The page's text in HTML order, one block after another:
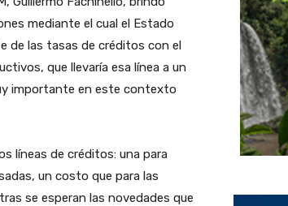
mediante el cual el Estado
de las tasas de créditos con el
que llevaría esa línea a un
importante en este contexto
líneas de créditos: una para
un costo que para las
se esperan las novedades que